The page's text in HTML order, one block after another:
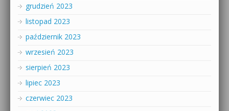
grudzień 2023
listopad 2023
październik 2023
wrzesień 2023
sierpień 2023
lipiec 2023
czerwiec 2023